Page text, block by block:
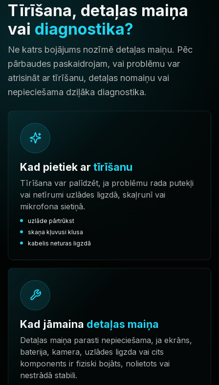
Tīrīšana, detaļas maiņa
vai diagnostika?
Ne katrs bojājums nozīmē detaļas maiņu. Pēc
pārbaudes paskaidrojam, vai problēmu var
atrisināt ar tīrīšanu, detaļas nomaiņu vai
nepieciešama dziļāka diagnostika.
Kad pietiek ar tīrīšanu
Tīrīšana var palīdzēt, ja problēmu rada putekļi
vai netīrumi uzlādes ligzdā, skaļrunī vai
mikrofona sietiņā.
uzlāde pārtrūkst
skaņa kļuvusi klusa
kabelis neturas ligzdā
Kad jāmaina detaļas maiņa
Detaļas maiņa parasti nepieciešama, ja ekrāns,
baterija, kamera, uzlādes ligzda vai cits
komponents ir fiziski bojāts, nolietots vai
nestrādā stabili.